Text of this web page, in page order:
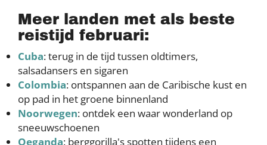
Meer landen met als beste
reistijd februari:
Cuba: terug in de tijd tussen oldtimers,
salsadansers en sigaren
Colombia: ontspannen aan de Caribische kust en
op pad in het groene binnenland
Noorwegen: ontdek een waar wonderland op
sneeuwschoenen
Oeganda: berggorilla's spotten tijdens een